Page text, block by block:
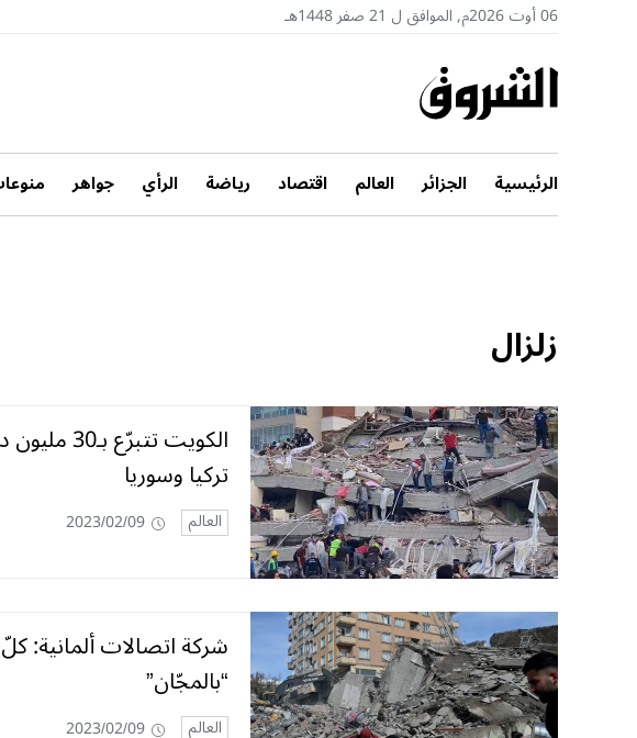
06 أوت 2026م, الموافق ل 21 صفر 1448هـ
الرئيسية الجزائر العالم اقتصاد رياضة الرأي جواهر
زلزال
الكويت
تركيا وسوريا
العالم 2023/02/09
شركة اتصالات ألمانية:
“بالمجّان”
العالم 2023/02/09